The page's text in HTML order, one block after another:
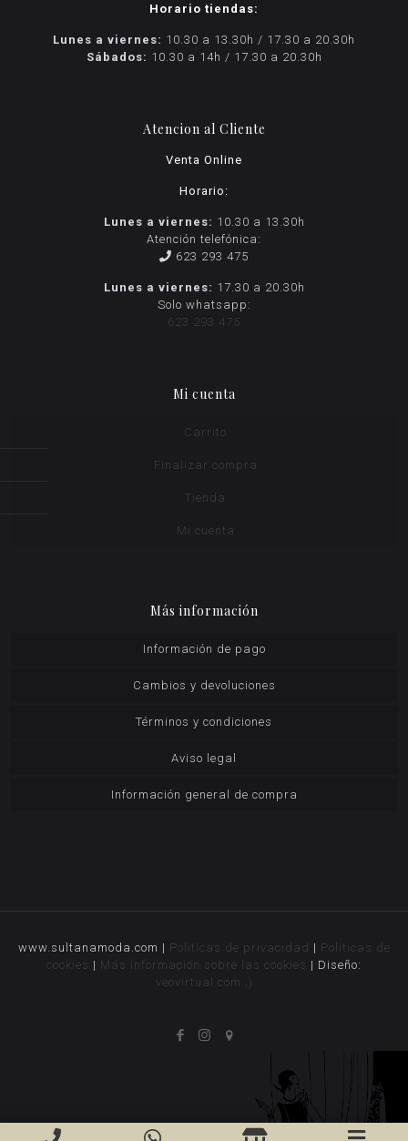
Horario tiendas:
Lunes a viernes: 10.30 a 13.30h / 17.30 a 20.30h
Sábados: 10.30 a 14h / 17.30 a 20.30h
Atencion al Cliente
Venta Online
Horario:
Lunes a viernes: 10.30 a 13.30h
Atención telefónica:
623 293 475
Lunes a viernes: 17.30 a 20.30h
Solo whatsapp:
623 293 475
Mi cuenta
Carrito
Finalizar compra
Tienda
Mi cuenta
Más información
Información de pago
Cambios y devoluciones
Términos y condiciones
Aviso legal
Información general de compra
www.sultanamoda.com | Politicas de privacidad | Politicas de
cookies | Más información sobre las cookies | Diseño:
veovirtual.com
;)